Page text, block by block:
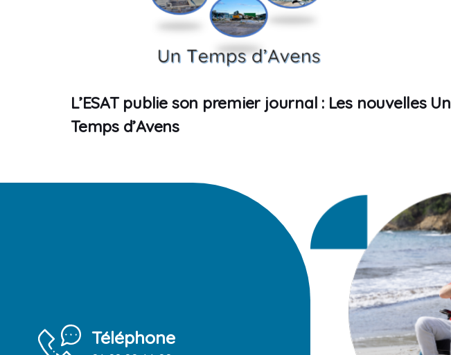
L’ESAT publie son premier journal : Les nouvelles Un
Temps d’Avens
Téléphone
04.98.00.44.00